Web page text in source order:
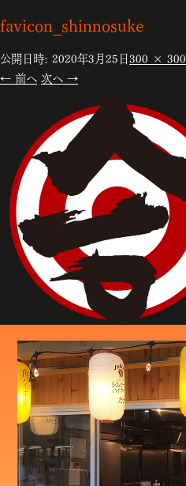
favicon_shinnosuke
公開日時: 2020年3月25日300 × 300
← 前へ 次へ →